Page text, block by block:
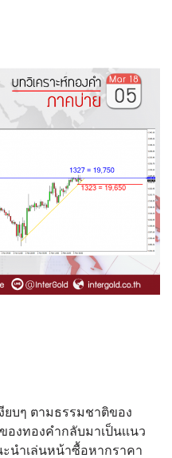
ยบๆ ตามธรรมชาติของ
งทองคำกลับมาเป็นเเนว
นำเล่นหน้าซื้อหากราคา